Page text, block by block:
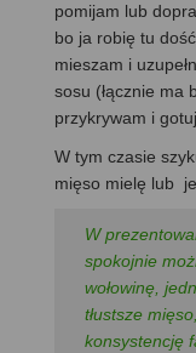
pomijam lub
bo ja robię tu
mieszam i
sosu (łącznie ma
przykrywam i
W tym czasie
mięso mielę lub
W
spokojnie
wołowinę,
tłustsze
konsystencję